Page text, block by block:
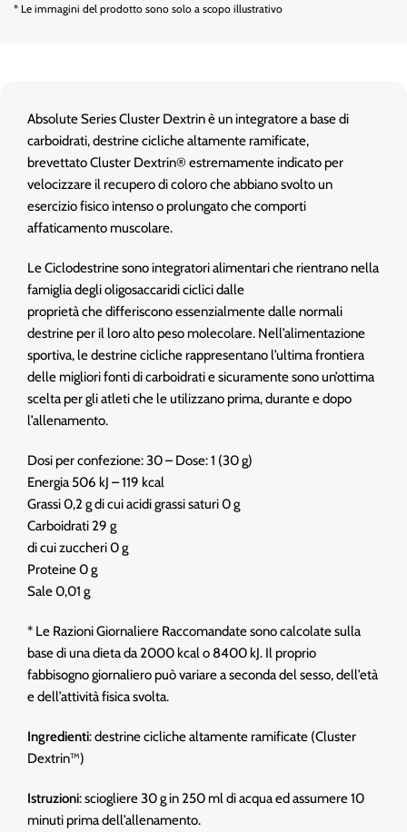
* Le immagini del prodotto sono solo a scopo illustrativo
Absolute Series Cluster Dextrin è un integratore a base di
carboidrati, destrine cicliche altamente ramificate,
brevettato Cluster Dextrin® estremamente indicato per
velocizzare il recupero di coloro che abbiano svolto un
esercizio fisico intenso o prolungato che comporti
affaticamento muscolare.
Le Ciclodestrine sono integratori alimentari che rientrano nella
famiglia degli oligosaccaridi ciclici dalle
proprietà che differiscono essenzialmente dalle normali
destrine per il loro alto peso molecolare. Nell’alimentazione
sportiva, le destrine cicliche rappresentano l’ultima frontiera
delle migliori fonti di carboidrati e sicuramente sono un’ottima
scelta per gli atleti che le utilizzano prima, durante e dopo
l’allenamento.
Dosi per confezione: 30 – Dose: 1 (30 g)
Energia 506 kJ – 119 kcal
Grassi 0,2 g di cui acidi grassi saturi 0 g
Carboidrati 29 g
di cui zuccheri 0 g
Proteine 0 g
Sale 0,01 g
* Le Razioni Giornaliere Raccomandate sono calcolate sulla
base di una dieta da 2000 kcal o 8400 kJ. Il proprio
fabbisogno giornaliero può variare a seconda del sesso, dell’età
e dell’attività fisica svolta.
Ingredienti: destrine cicliche altamente ramificate (Cluster
Dextrin™)
Istruzioni: sciogliere 30 g in 250 ml di acqua ed assumere 10
minuti prima dell’allenamento.